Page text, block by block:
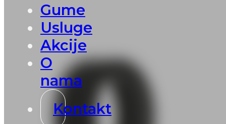
Gume
Usluge
Akcije
O
nama
Kontakt